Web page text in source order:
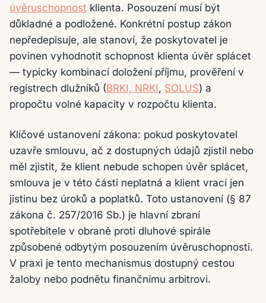
úvěruschopnost klienta. Posouzení musí být
důkladné a podložené. Konkrétní postup zákon
nepředepisuje, ale stanoví, že poskytovatel je
povinen vyhodnotit schopnost klienta úvěr splácet
— typicky kombinací doložení příjmu, prověření v
registrech dlužníků (BRKI, NRKI, SOLUS) a
propočtu volné kapacity v rozpočtu klienta.
Klíčové ustanovení zákona: pokud poskytovatel
uzavře smlouvu, ač z dostupných údajů zjistil nebo
měl zjistit, že klient nebude schopen úvěr splácet,
smlouva je v této části neplatná a klient vrací jen
jistinu bez úroků a poplatků. Toto ustanovení (§ 87
zákona č. 257/2016 Sb.) je hlavní zbraní
spotřebitele v obraně proti dluhové spirále
způsobené odbytým posouzením úvěruschopnosti.
V praxi je tento mechanismus dostupný cestou
žaloby nebo podnětu finančnímu arbitrovi.